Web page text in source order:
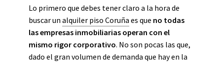
Lo primero que debes tener claro a la hora de
buscar un alquiler piso Coruña es que no todas
las empresas inmobiliarias operan con el
mismo rigor corporativo. No son pocas las que,
dado el gran volumen de demanda que hay en la